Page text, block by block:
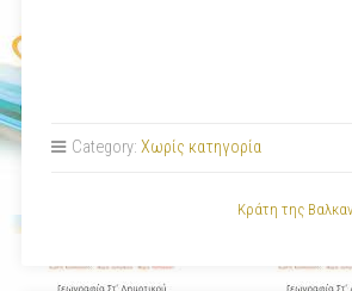
Category: Χωρίς κατηγορία
Κράτη της